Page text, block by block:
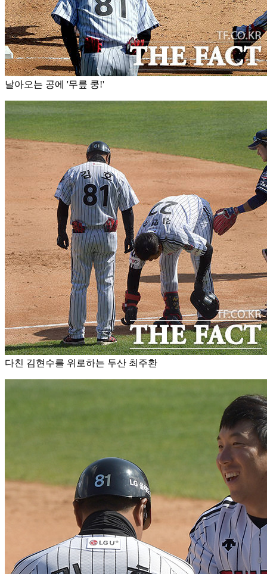
날아오는 공에 '무릎 쿵!'
다친 김현수를 위로하는 두산 최주환